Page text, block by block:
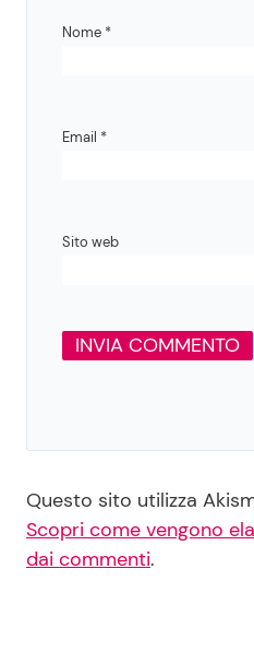
Nome *
Email *
Sito web
Questo sito utilizza
Scopri come vengono
dai commenti.